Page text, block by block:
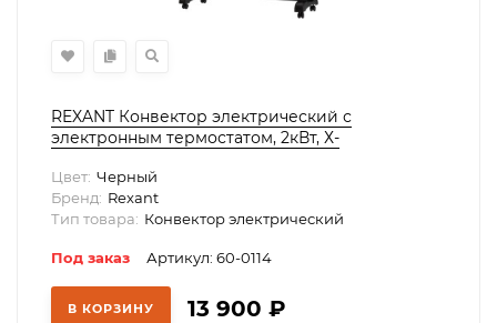
REXANT Конвектор электрический с
электронным термостатом, 2кВт, Х-
Цвет: Черный
Бренд: Rexant
Тип товара: Конвектор электрический
Под заказ Артикул: 60-0114
В КОРЗИНУ 13 900 ₽